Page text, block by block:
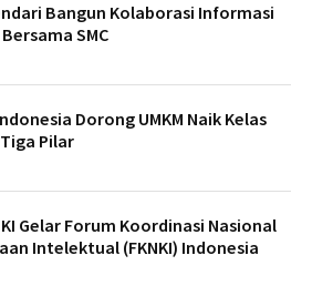
Bangun Kolaborasi Informasi
SMC
Dorong UMKM Naik Kelas
Pilar
Gelar Forum Koordinasi Nasional
Intelektual (FKNKI) Indonesia